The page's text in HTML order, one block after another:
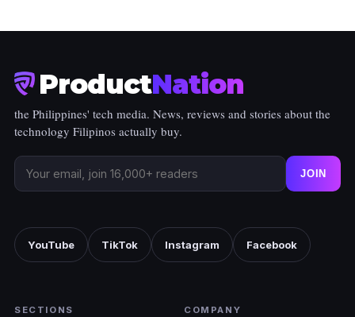
ProductNation
the Philippines' tech media. News, reviews and stories about the
technology Filipinos actually buy.
JOIN
YouTube TikTok Instagram Facebook
SECTIONS COMPANY